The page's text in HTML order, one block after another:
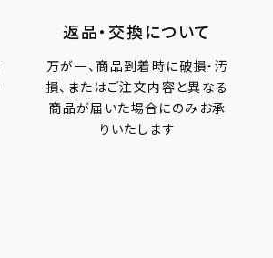
返品・交換について
万が一、商品到着時に破損・汚
損、またはご注文内容と異なる
商品が届いた場合にのみお承
りいたします